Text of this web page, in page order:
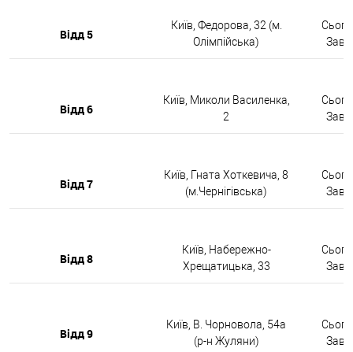
Відд 5
Київ, Федорова, 32 (м.
Олімпійська)
Відд 6
Київ, Миколи Василенка,
2
Відд 7
Київ, Гната Хоткевича, 8
(м.Чернігівська)
Відд 8
Київ, Набережно-
Хрещатицька, 33
Відд 9
Київ, В. Чорновола, 54а
(р-н Жуляни)